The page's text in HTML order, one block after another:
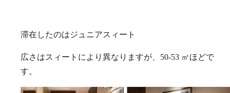
滞在したのはジュニアスィート
広さはスィートにより異なりますが、50-53 ㎡ほどで
す。